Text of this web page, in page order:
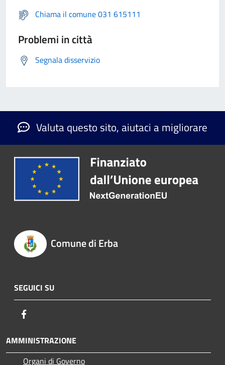
Chiama il comune 031 615111
Problemi in città
Segnala disservizio
Valuta questo sito, aiutaci a migliorare
Comune di Erba
SEGUICI SU
AMMINISTRAZIONE
Organi di Governo